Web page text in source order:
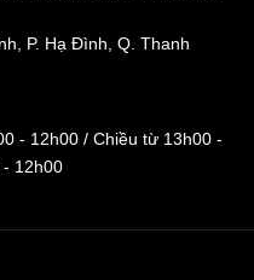
P. Hạ Đình, Q. Thanh
- 12h00 / Chiều từ 13h00 -
12h00